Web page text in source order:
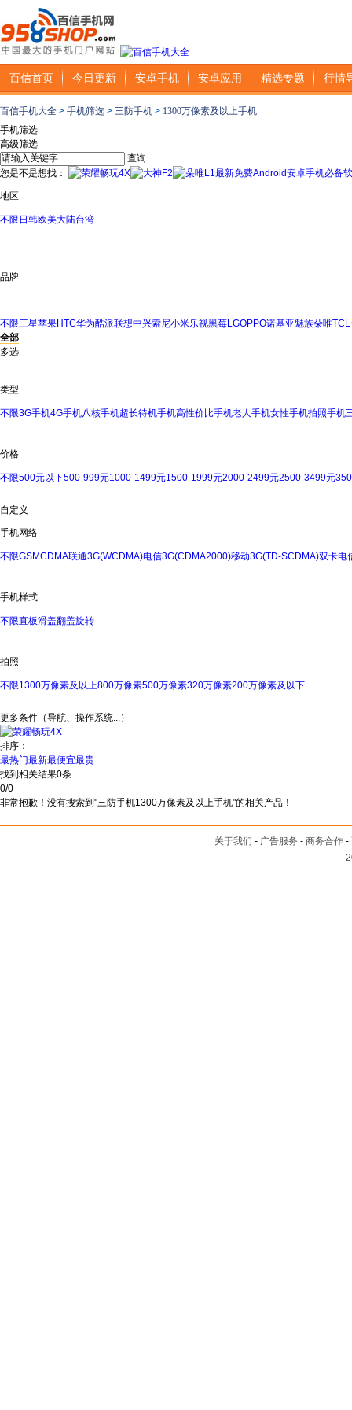
百信首页 今日更新 安卓手机 安卓应用 精选专题 行情
百信手机大全 > 手机筛选 > 三防手机 > 1300万像素及以上手机
手机筛选
高级筛选
查询
您是不是想找：
最新免费Android安卓手机必备
地区
不限 日韩欧美大陆台湾
品牌
不限三星苹果HTC华为酷派联想中兴索尼小米乐视黑莓LGOPPO诺基亚魅族朵唯TCL
全部
多选
类型
不限3G手机4G手机八核手机超长待机手机高性价比手机老人手机女性手机拍照手机
价格
不限500元以下500-999元1000-1499元1500-1999元2000-2499元2500-3499元
自定义
手机网络
不限GSMCDMA联通3G(WCDMA)电信3G(CDMA2000)移动3G(TD-SCDMA)双卡电
手机样式
不限直板滑盖翻盖旋转
拍照
不限1300万像素及以上800万像素500万像素320万像素200万像素及以下
更多条件（导航、操作系统...）
排序：
最热门最新最便宜最贵
找到相关结果0条
0/0
非常抱歉！没有搜索到"三防手机1300万像素及以上手机"的相关产品！
关于我们 - 广告服务 - 商务合作 -